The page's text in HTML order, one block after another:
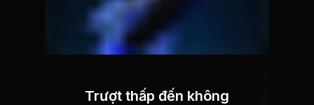
Trượt thấp đến không